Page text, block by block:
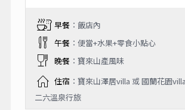
早餐：飯店內
午餐：便當+水果+零食小點心
晚餐：寶來山產風味
住宿 ：寶來山澤居villa 或 國蘭花園
二六溫泉行旅